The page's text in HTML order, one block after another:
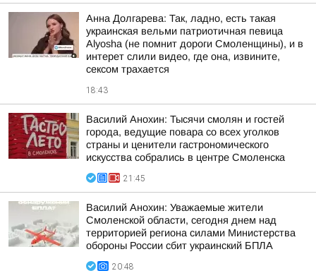
Анна Долгарева: Так, ладно, есть такая
украинская вельми патриотичная певица
Alyosha (не помнит дороги Смоленщины), и в
интерет слили видео, где она, извините,
сексом трахается
18:43
Василий Анохин: Тысячи смолян и гостей
города, ведущие повара со всех уголков
страны и ценители гастрономического
искусства собрались в центре Смоленска
21:45
Василий Анохин: Уважаемые жители
Смоленской области, сегодня днем над
территорией региона силами Министерства
обороны России сбит украинский БПЛА
20:48